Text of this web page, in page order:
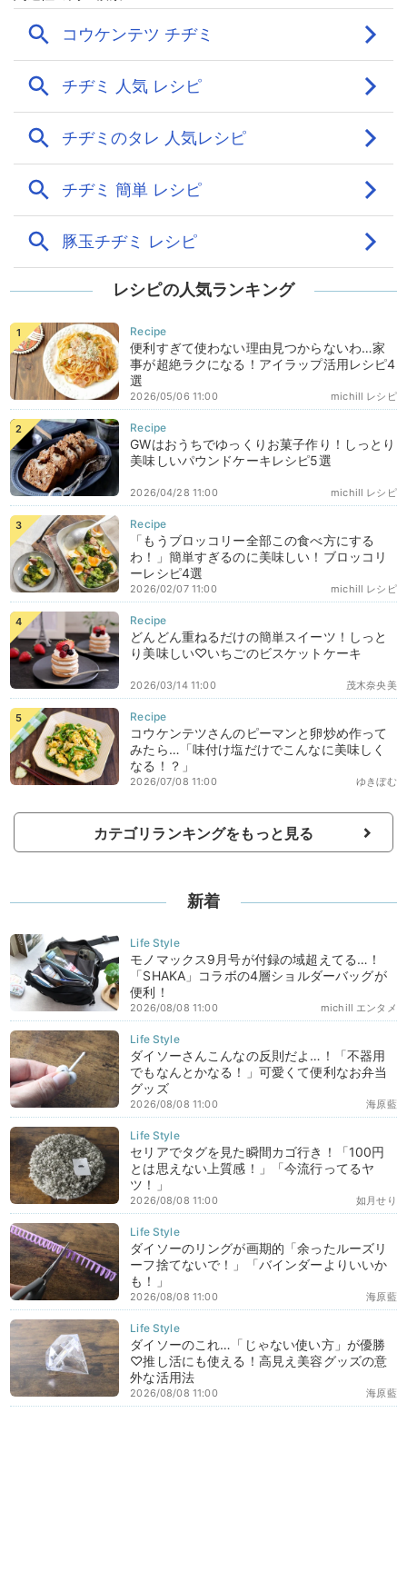
レシピの人気ランキング
便利すぎて使わない理由見つからないわ…家
事が超絶ラクになる！アイラップ活用レシピ4
選
michill レシピ
2026/05/06 11:00
GWはおうちでゆっくりお菓子作り！しっとり
美味しいパウンドケーキレシピ5選
michill レシピ
2026/04/28 11:00
「もうブロッコリー全部この食べ方にする
わ！」簡単すぎるのに美味しい！ブロッコリ
ーレシピ4選
michill レシピ
2026/02/07 11:00
どんどん重ねるだけの簡単スイーツ！しっと
り美味しい♡いちごのビスケットケーキ
茂木奈央美
2026/03/14 11:00
コウケンテツさんのピーマンと卵炒め作って
みたら…「味付け塩だけでこんなに美味しく
なる！？」
ゆきぼむ
2026/07/08 11:00
カテゴリランキングをもっと見る
新着
モノマックス9月号が付録の域超えてる…！
「SHAKA」コラボの4層ショルダーバッグが
便利！
michill エンタメ
2026/08/08 11:00
ダイソーさんこんなの反則だよ…！「不器用
でもなんとかなる！」可愛くて便利なお弁当
グッズ
海原藍
2026/08/08 11:00
セリアでタグを見た瞬間カゴ行き！「100円
とは思えない上質感！」「今流行ってるヤ
ツ！」
如月せり
2026/08/08 11:00
ダイソーのリングが画期的「余ったルーズリ
ーフ捨てないで！」「バインダーよりいいか
も！」
海原藍
2026/08/08 11:00
ダイソーのこれ…「じゃない使い方」が優勝
♡推し活にも使える！高見え美容グッズの意
外な活用法
海原藍
2026/08/08 11:00